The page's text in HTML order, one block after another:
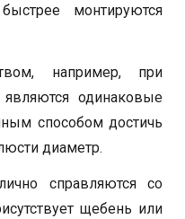
монтируются
например, при
одинаковые
способом достичь
диаметр.
справляются со
щебень или